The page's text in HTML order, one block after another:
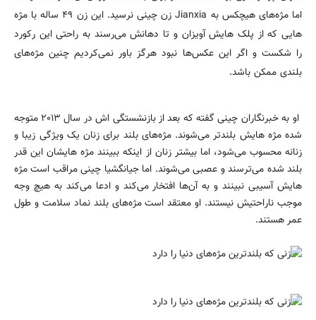
اما مژه‌های هیچکس به Jianxia زن چینی نرسید. این زن ۴۹ ساله با مژه
هایی که از پلک هایش آویزان و تا دهانش می‌رسند به راحتی این رکورد
را شکست و اگر این عکس‌ها نبود هرگز باور نمی‌کردیم چنین مژه‌های
بلندی ممکن باشد.
او به خبرنگاران چینی گفته که بعد از بازنشستگی اش در سال ۲۰۱۳ متوجه
شده مژه هایش بلندتر می‌شوند. مژه‌های بلند برای زنان یک ویژگی زیبا و
زنانه محسوب می‌شود، اما بیشتر زنان از اینکه ببینند مژه هایشان این قدر
بلند شده می‌ترسند و عصبی می‌شوند. اما جیانگشیا چینی مراقب است مژه
هایش آسیبی نبینند و به آن‌ها افتخار می‌کند و ادعا می‌کند به هیچ وجه
موجب ناراحتیش نیستند. او معتقد است مژه‌های بلند نماد سلامت و طول
عمر هستند.